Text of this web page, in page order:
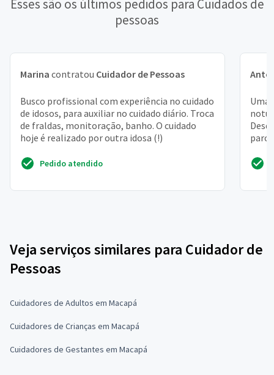
Esses são os últimos pedidos para Cuidados de
pessoas
Marina contratou Cuidador de Pessoas
Busco profissional com experiência no cuidado
de idosos, para auxiliar no cuidado diário. Troca
de fraldas, monitoração, banho. O cuidado
hoje é realizado por outra idosa (!)
Pedido atendido
Uma
Veja serviços similares para Cuidador de
Pessoas
Cuidadores de Adultos em Macapá
Cuidadores de Crianças em Macapá
Cuidadores de Gestantes em Macapá